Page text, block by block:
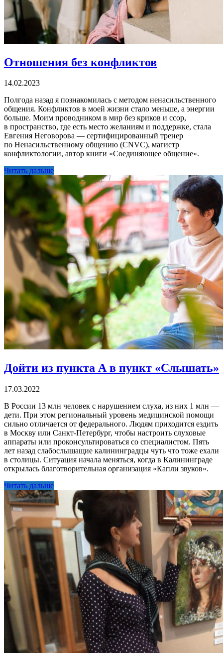
Отношения без конфликтов
14.02.2023
Полгода назад я познакомилась с методом ненасильственного
общения. Конфликтов в моей жизни стало меньше, а энергии
больше. Моим проводником в мир без криков и ссор,
в пространство, где есть место желаниям и поддержке, стала
Евгения Неговорова — сертифицированный тренер
по Ненасильственному общению (CNVC), магистр
конфликтологии, автор книги «Соединяющее общение».
Читать дальше
Дойти из пункта А в пункт «Слышать»
17.03.2022
В России 13 млн человек с нарушением слуха, из них 1 млн —
дети. При этом региональный уровень медицинской помощи
сильно отличается от федерального. Людям приходится ездить
в Москву или Санкт-Петербург, чтобы настроить слуховые
аппараты или проконсультироваться со специалистом. Пять
лет назад слабослышащие калининградцы чуть что тоже ехали
в столицы. Ситуация начала меняться, когда в Калининграде
открылась благотворительная организация «Капли звуков».
Читать дальше